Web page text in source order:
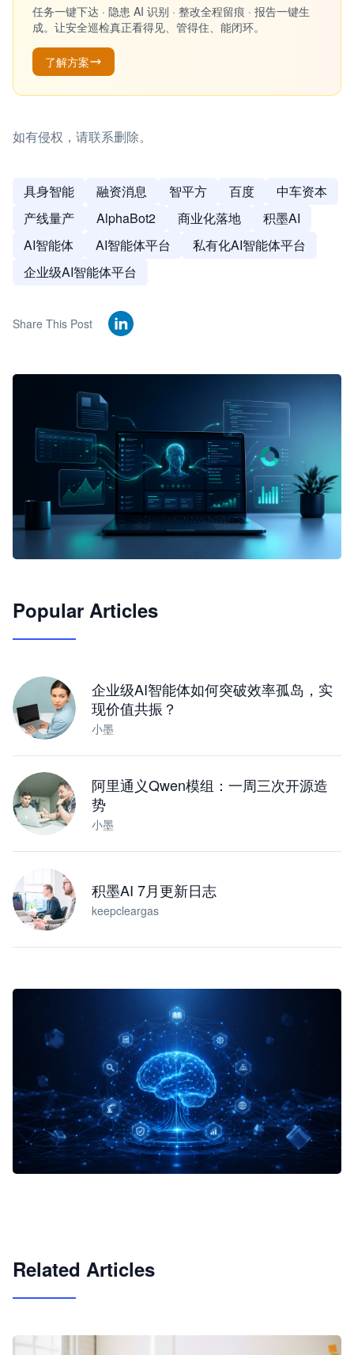
任务一键下达 · 隐患 AI 识别 · 整改全程留痕 · 报告一键生
成。让安全巡检真正看得见、管得住、能闭环。
了解方案
如有侵权，请联系删除。
具身智能 融资消息 智平方 百度
中车资本
产线量产
AlphaBot2 商业化落地
积墨AI
AI智能体
AI智能体平台
私有化AI智能体平台
企业级AI智能体平台
Share This Post
JimoClaw 桌面 AI Agent 工作台
Popular Articles
企业级AI智能体如何突破效率孤岛，实
现价值共振？
小墨
阿里通义Qwen模组：一周三次开源造
势
小墨
积墨AI 7月更新日志
keepcleargas
Related Articles